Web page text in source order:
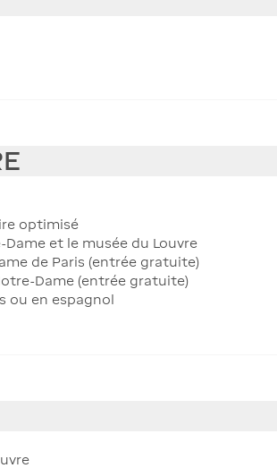
optimisé
et le musée du Louvre
de Paris (entrée gratuite)
Dame (entrée gratuite)
ou en espagnol